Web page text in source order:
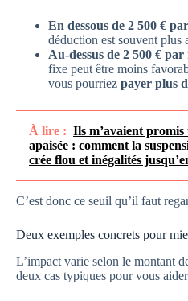
En dessous de 2 500 €
déduction est souvent plus
Au-dessus de 2 500 € par
fixe peut être moins
vous pourriez payer plus
À lire : Ils m’avaient
apaisée : comment la
crée flou et inégalités
C’est donc ce seuil qu’il faut
Deux exemples concrets pour
L’impact varie selon le montant
deux cas typiques pour vous